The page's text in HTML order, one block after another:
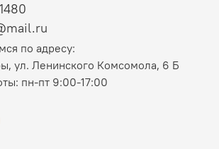
по адресу:
ул. Ленинского Комсомола, 6 Б
пн-пт 9:00-17:00